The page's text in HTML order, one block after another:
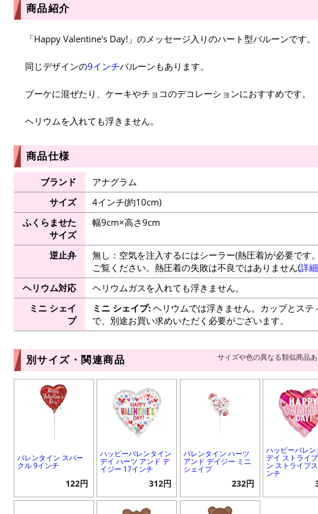
商品紹介
「Happy Valentine's Day!」のメッセージ入りのハート型バルーンです。
同じデザインの9インチバルーンもあります。
ブーケに混ぜたり、ケーキやチョコのデコレーションにおすすめです。
ヘリウムを入れても浮きません。
商品仕様
ブランド
アナグラム
サイズ
4インチ(約10cm)
ふくらませた
サイズ
幅9cm×高さ9cm
逆止弁 無し：空気を注入するにはシーラー(熱圧着)が必要です
ご覧ください。熱圧着の失敗は不良ではありません(詳細
ヘリウム対応
ヘリウムガスを入れても浮きません。
ミニ シェイ
プ
ミニ シェイプ:ヘリウムでは浮きません。カップとステ
で、別途お買い求めいただく必要がございます。
別サイズ・関連商品 サイズや色の異なる類似商品
バレンタイン スパー
クル 9インチ
122円
ハッピーバレンタイン
デイ ハーツ アンド デ
イジー 17インチ
312円
バレンタイン ハーツ
アンド デイジー ミニ
シェイプ
232円
ハッピーバレン
デイ ストライ
ン ストライプ
ンチ